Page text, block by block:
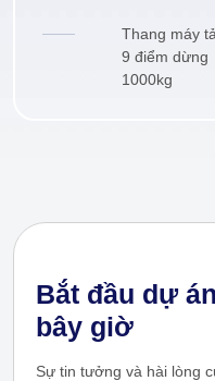
Thang máy
9 điểm dừng
1000kg
Bắt đầu dự
bây giờ
Sự tin tưởng và hài lòng